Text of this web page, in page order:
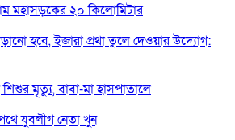
মহাসড়কের ২০ কিলোমিটার
হবে, ইজারা প্রথা তুলে দেওয়ার উদ্যোগ:
মৃত্যু, বাবা-মা হাসপাতালে
যুবলীগ নেতা খুন